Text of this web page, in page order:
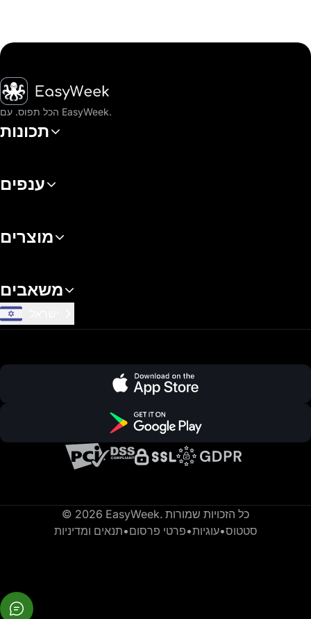
דף הבית
הכל תפוס. עם EasyWeek.
תכונות
ענפים
מוצרים
משאבים
© 2026 EasyWeek. כל הזכויות שמורות
תנאים ומדיניות•פרטי פרסום•עוגיות•סטטוס